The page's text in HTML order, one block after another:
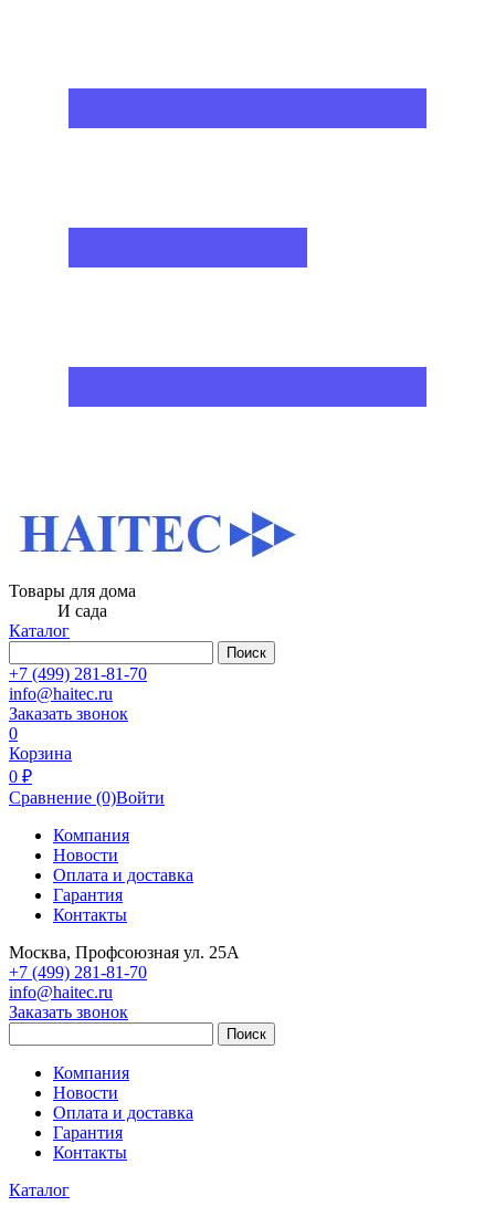
Товары для дома
И сада
Каталог
Поиск
+7 (499) 281-81-70
info@haitec.ru
Заказать звонок
0
Корзина
0 ₽
Сравнение (0)Войти
Компания
Новости
Оплата и доставка
Гарантия
Контакты
Москва, Профсоюзная ул. 25А
+7 (499) 281-81-70
info@haitec.ru
Заказать звонок
Поиск
Компания
Новости
Оплата и доставка
Гарантия
Контакты
Каталог